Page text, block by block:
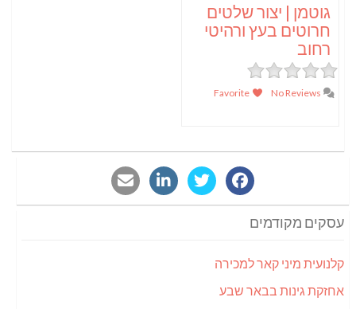
גוטמן | יצור שלטים
חרוטים בעץ ורהיטי
רחוב
עסקים מקודמים
קלנועית מיני קאר למכירה
אחזקת גינות בבאר שבע